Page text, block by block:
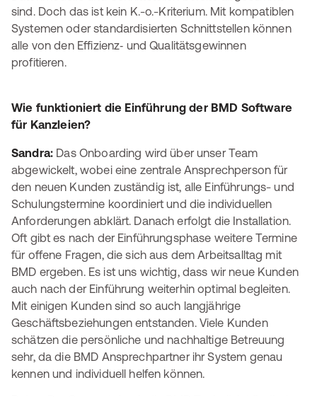
sind. Doch das ist kein K.-o.-Kriterium. Mit kompatiblen
Systemen oder standardisierten Schnittstellen können
alle von den Effizienz‑ und Qualitätsgewinnen
profitieren.
Wie funktioniert die Einführung der BMD Software
für Kanzleien?
Sandra: Das Onboarding wird über unser Team
abgewickelt, wobei eine zentrale Ansprechperson für
den neuen Kunden zuständig ist, alle Einführungs- und
Schulungstermine koordiniert und die individuellen
Anforderungen abklärt. Danach erfolgt die Installation.
Oft gibt es nach der Einführungsphase weitere Termine
für offene Fragen, die sich aus dem Arbeitsalltag mit
BMD ergeben. Es ist uns wichtig, dass wir neue Kunden
auch nach der Einführung weiterhin optimal begleiten.
Mit einigen Kunden sind so auch langjährige
Geschäftsbeziehungen entstanden. Viele Kunden
schätzen die persönliche und nachhaltige Betreuung
sehr, da die BMD Ansprechpartner ihr System genau
kennen und individuell helfen können.